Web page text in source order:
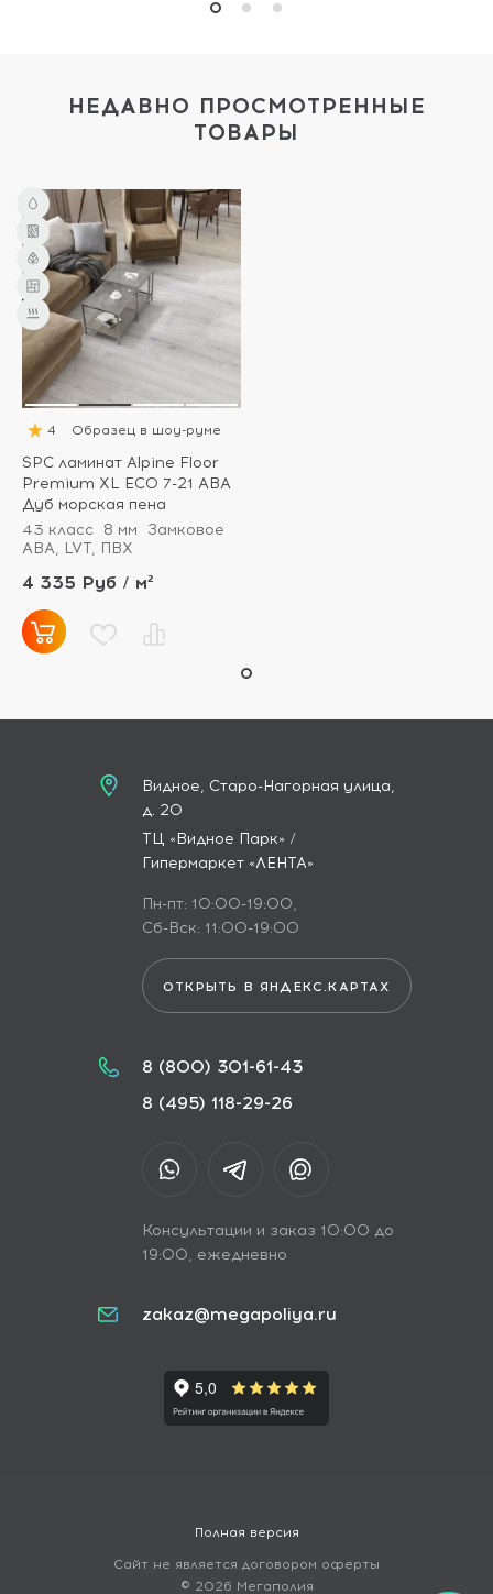
НЕДАВНО ПРОСМОТРЕННЫЕ
ТОВАРЫ
4 Образец в шоу-руме
SPC ламинат Alpine Floor
Premium XL ECO 7-21 ABA
Дуб морская пена
43 класс
8 мм
Замковое
ABA, LVT, ПВХ
4 335 Руб / м²
Видное, Старо-Нагорная улица,
д. 20
ТЦ «Видное Парк» /
Гипермаркет «ЛЕНТА»
Пн-пт: 10:00-19:00,
Сб-Вск: 11:00-19:00
ОТКРЫТЬ В ЯНДЕКС.КАРТАХ
8 (800) 301-61-43
8 (495) 118-29-26
Консультации и заказ 10:00 до
19:00, ежедневно
zakaz@megapoliya.ru
Полная версия
Сайт не является договором оферты
© 2026 Мегаполия